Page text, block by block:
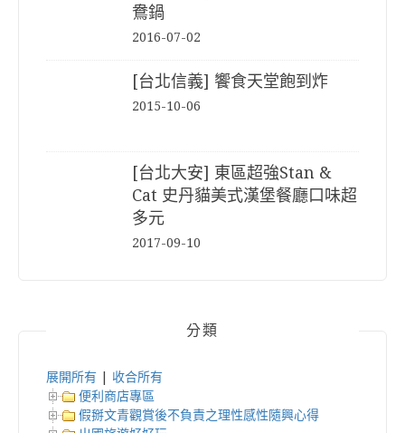
鴦鍋
2016-07-02
[台北信義] 饗食天堂飽到炸
2015-10-06
[台北大安] 東區超強Stan &
Cat 史丹貓美式漢堡餐廳口味超
多元
2017-09-10
分類
展開所有
收合所有
便利商店專區
假掰文青觀賞後不負責之理性感性隨興心得